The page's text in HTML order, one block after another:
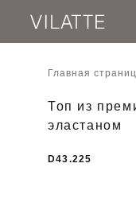
Главная
Топ из
эластаном
D43.225